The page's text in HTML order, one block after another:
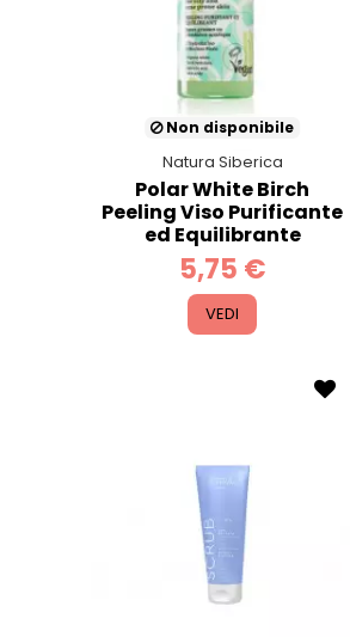
Non disponibile
Natura Siberica
Polar White Birch
Peeling Viso Purificante
ed Equilibrante
5,75 €
VEDI